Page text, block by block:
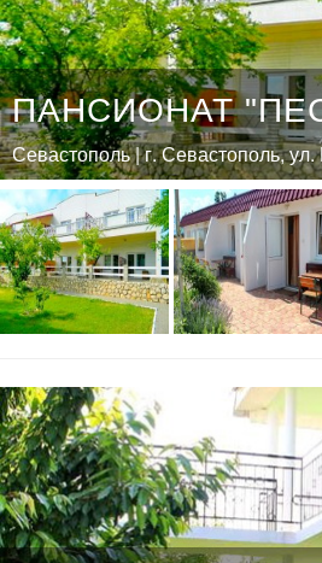
ПАНСИОНАТ
Севастополь | г. Севастополь,